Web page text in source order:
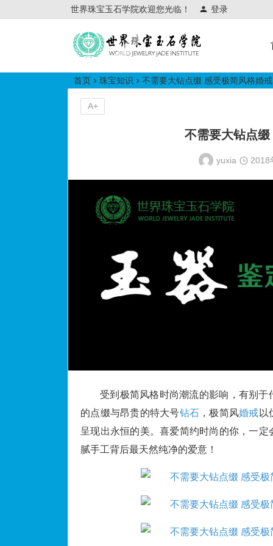
世界珠宝玉石学院欢迎您光临！ 登录
世界珠宝玉石学院培训中心
首页 珠宝知识 不需要大钻点缀 感受极简风格婚
不需要大钻点
yuxia 2018
受到极简风格时尚潮流的影响，有别于
的点缀与昂贵的特大号钻石 ，极简风婚戒 以
呈现出永恒的美。喜爱简约时尚的你，一定
腻手工背后最天然纯净的爱意！
A+